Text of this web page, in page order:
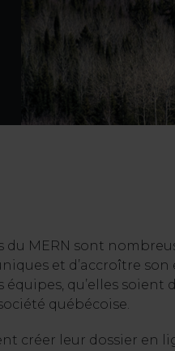
du MERN sont
et d’accroître
qu’elles soient
québécoise.
créer leur dossier en